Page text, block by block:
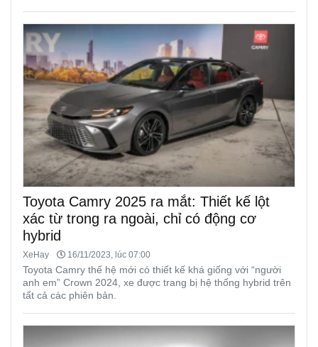
Toyota Camry 2025 ra mắt: Thiết kế lột
xác từ trong ra ngoài, chỉ có động cơ
hybrid
XeHay 16/11/2023, lúc 07:00
Toyota Camry thế hệ mới có thiết kế khá giống với “người
anh em” Crown 2024, xe được trang bị hệ thống hybrid trên
tất cả các phiên bản.